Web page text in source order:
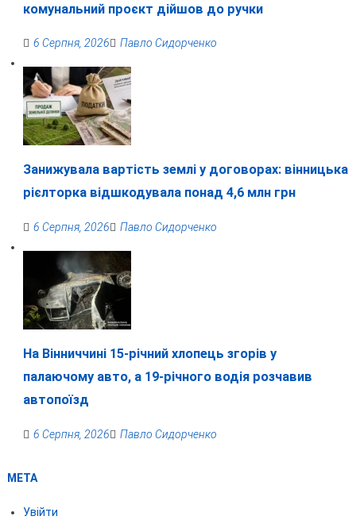
комунальний проєкт дійшов до ручки
6 Серпня, 2026 Павло Сидорченко
Занижувала вартість землі у договорах: вінницька
рієлторка відшкодувала понад 4,6 млн грн
6 Серпня, 2026 Павло Сидорченко
На Вінниччині 15-річний хлопець згорів у
палаючому авто, а 19-річного водія розчавив
автопоїзд
6 Серпня, 2026 Павло Сидорченко
МЕТА
Увійти